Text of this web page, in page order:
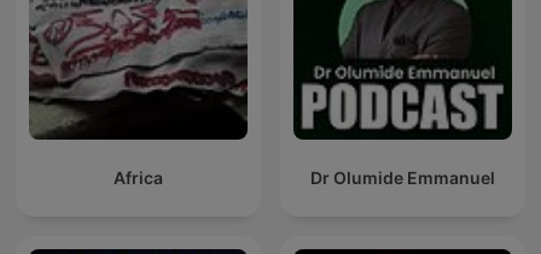
Africa Dr Olumide Emmanuel